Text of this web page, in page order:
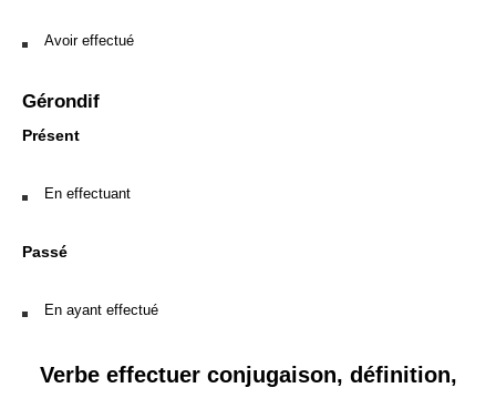
Avoir effectué
Gérondif
Présent
En effectuant
Passé
En ayant effectué
Verbe effectuer conjugaison, définition,